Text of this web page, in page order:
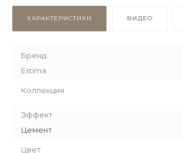
ХАРАКТЕРИСТИКИ ВИДЕО
Бренд
Estima
Коллекция
Эффект
Цемент
Цвет